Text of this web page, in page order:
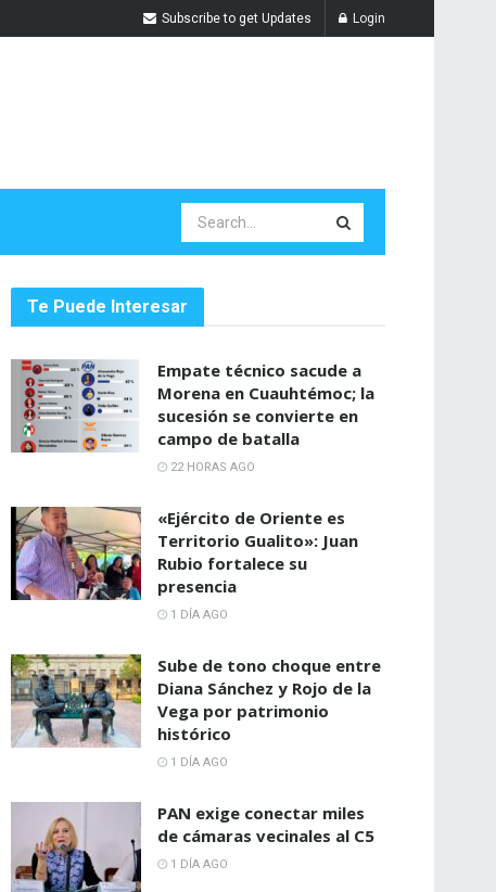
Subscribe to get Updates Login
Te Puede Interesar
Empate técnico sacude a
Morena en Cuauhtémoc; la
sucesión se convierte en
campo de batalla
22 HORAS AGO
«Ejército de Oriente es
Territorio Gualito»: Juan
Rubio fortalece su
presencia
1 DÍA AGO
Sube de tono choque entre
Diana Sánchez y Rojo de la
Vega por patrimonio
histórico
1 DÍA AGO
PAN exige conectar miles
de cámaras vecinales al C5
1 DÍA AGO